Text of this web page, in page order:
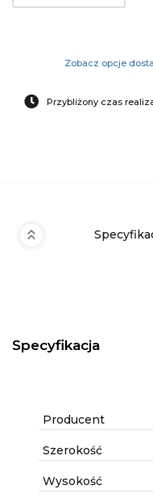
Zobacz opcje
Przybliżony czas
Specyfikacja
Producent
Szerokość
Wysokość